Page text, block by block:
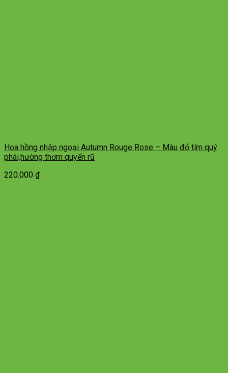
Hoa hồng nhập ngoại Autumn Rouge Rose – Màu đỏ tím quý
phái,hường thơm quyến rũ
220.000 ₫